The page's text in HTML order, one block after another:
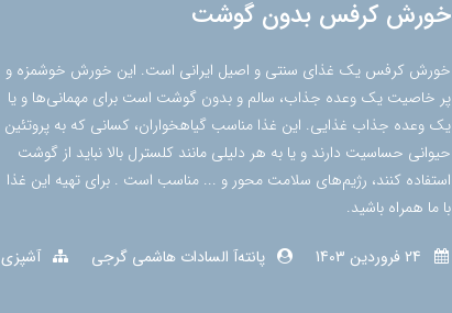
خورش کرفس بدون گوشت
خورش کرفس یک غذای سنتی و اصیل ایرانی است. این خورش خوشمزه و
پر خاصیت یک وعده جذاب، سالم و بدون گوشت است برای مهمانی‌ها و یا
یک وعده جذاب غذایی. این غذا مناسب گیاهخواران، کسانی که به پروتئین
حیوانی حساسیت دارند و یا به هر دلیلی مانند کلسترل بالا نباید از گوشت
استفاده کنند، رژیم‌های سلامت محور و ... مناسب است . برای تهیه این غذا
با ما همراه باشید.
پانته‌آ السادات هاشمی گرجی
آشپزی